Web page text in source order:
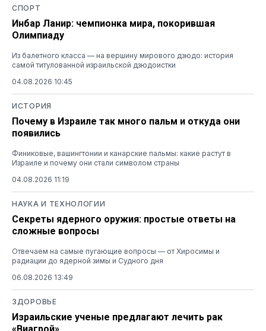
СПОРТ
Инбар Ланир: чемпионка мира, покорившая
Олимпиаду
Из балетного класса — на вершину мирового дзюдо: история
самой титулованной израильской дзюдоистки
04.08.2026 10:45
ИСТОРИЯ
Почему в Израиле так много пальм и откуда они
появились
Финиковые, вашингтонии и канарские пальмы: какие растут в
Израиле и почему они стали символом страны
04.08.2026 11:19
НАУКА И ТЕХНОЛОГИИ
Секреты ядерного оружия: простые ответы на
сложные вопросы
Отвечаем на самые пугающие вопросы — от Хиросимы и
радиации до ядерной зимы и Судного дня
06.08.2026 13:49
ЗДОРОВЬЕ
Израильские ученые предлагают лечить рак